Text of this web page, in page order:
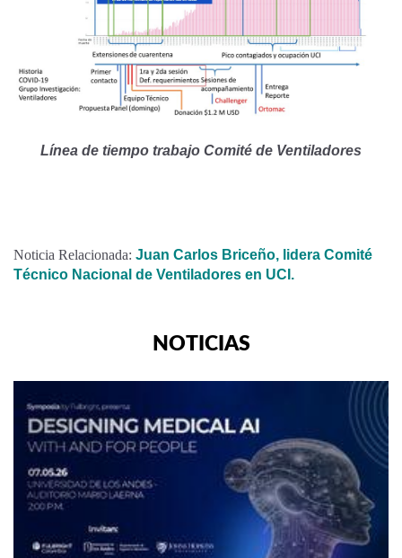
Línea de tiempo trabajo Comité de Ventiladores
Noticia Relacionada: Juan Carlos Briceño, lidera Comité
Técnico Nacional de Ventiladores en UCI .
NOTICIAS